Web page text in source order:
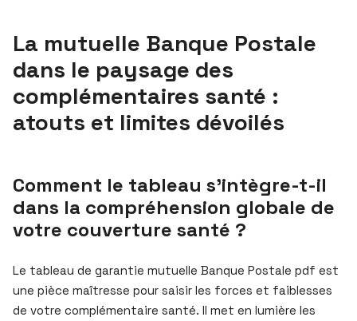
La mutuelle Banque Postale
dans le paysage des
complémentaires santé :
atouts et limites dévoilés
Comment le tableau s’intègre-t-il
dans la compréhension globale de
votre couverture santé ?
Le tableau de garantie mutuelle Banque Postale pdf est
une pièce maîtresse pour saisir les forces et faiblesses
de votre complémentaire santé. Il met en lumière les